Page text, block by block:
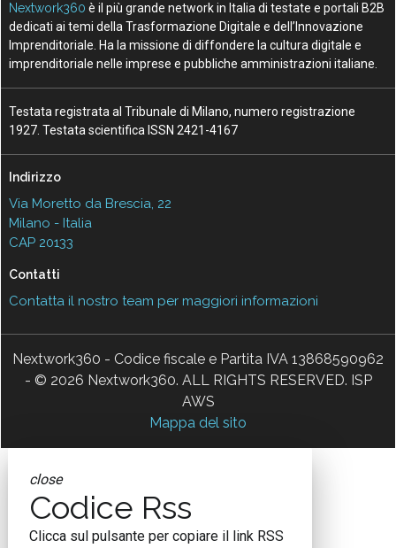
Nextwork360 è il più grande network in Italia di testate e portali B2B
dedicati ai temi della Trasformazione Digitale e dell’Innovazione
Imprenditoriale. Ha la missione di diffondere la cultura digitale e
imprenditoriale nelle imprese e pubbliche amministrazioni italiane.
Testata registrata al Tribunale di Milano, numero registrazione
1927. Testata scientifica ISSN 2421-4167
Indirizzo
Via Moretto da Brescia, 22
Milano - Italia
CAP 20133
Contatti
Contatta il nostro team per maggiori informazioni
Nextwork360 - Codice fiscale e Partita IVA 13868590962
- © 2026 Nextwork360. ALL RIGHTS RESERVED. ISP
AWS
Mappa del sito
close
Codice Rss
Clicca sul pulsante per copiare il link RSS